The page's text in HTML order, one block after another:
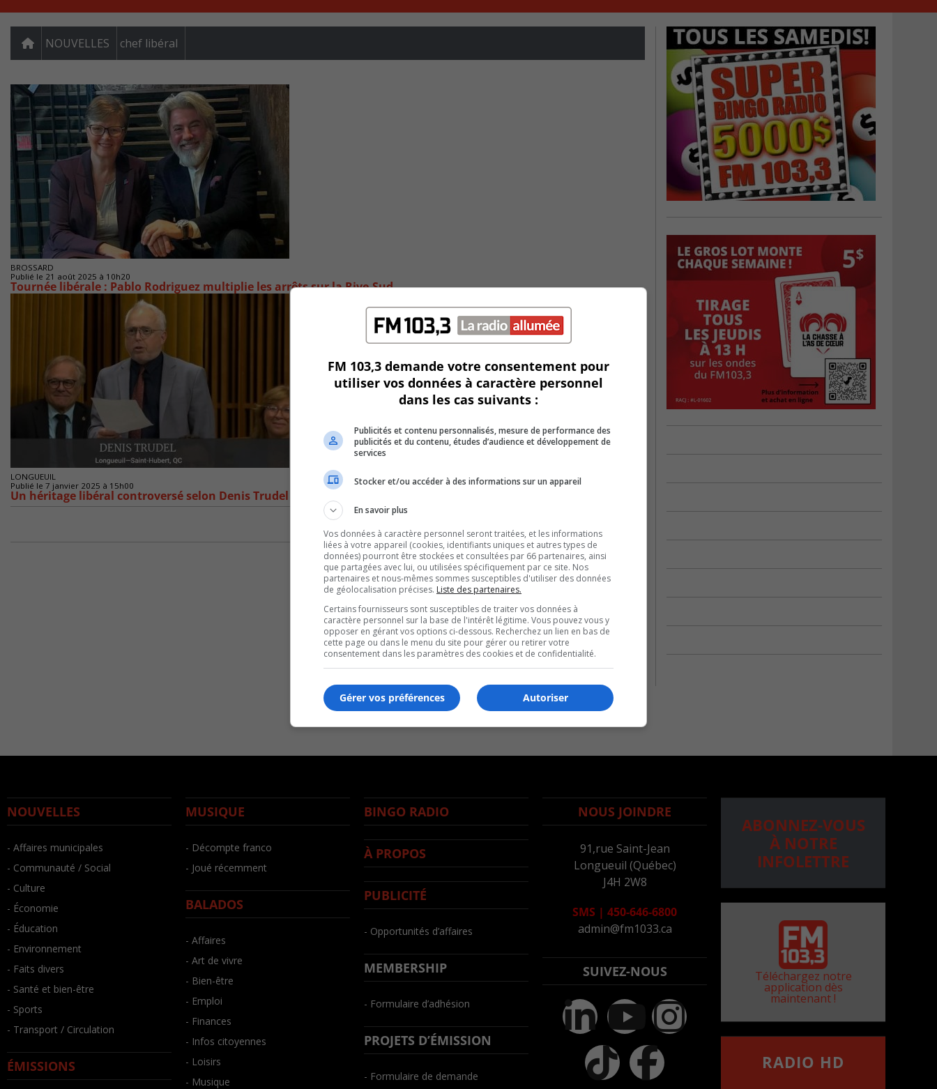
NOUVELLES chef libéral
BROSSARD
Publié le 21 août 2025 à 10h20
Tournée libérale : Pablo Rodriguez multiplie les arrêts sur la Rive-Sud
LONGUEUIL
Publié le 7 janvier 2025 à 15h00
Un héritage libéral controversé selon Denis Trudel
NOUVELLES
- Affaires municipales
- Communauté / Social
- Culture
- Économie
- Éducation
- Environnement
- Faits divers
- Santé et bien-être
- Sports
- Transport / Circulation
ÉMISSIONS
MUSIQUE
- Décompte franco
- Joué récemment
BALADOS
- Affaires
- Art de vivre
- Bien-être
- Emploi
- Finances
- Infos citoyennes
- Loisirs
- Musique
BINGO RADIO
À PROPOS
PUBLICITÉ
- Opportunités d’affaires
MEMBERSHIP
- Formulaire d’adhésion
PROJETS D’ÉMISSION
- Formulaire de demande
NOUS JOINDRE
91,rue Saint-Jean
Longueuil (Québec)
J4H 2W8
SMS | 450-646-6800
admin@fm1033.ca
SUIVEZ-NOUS
ABONNEZ-VOUS
À NOTRE
INFOLETTRE
Téléchargez notre
application dès
maintenant !
RADIO HD
FM 103,3 demande votre consentement pour
utiliser vos données à caractère personnel
dans les cas suivants :
Publicités et contenu personnalisés, mesure de performance des
publicités et du contenu, études d’audience et développement de
services
Stocker et/ou accéder à des informations sur un appareil
En savoir plus
Vos données à caractère personnel seront traitées, et les informations
liées à votre appareil (cookies, identifiants uniques et autres types de
données) pourront être stockées et consultées par 66 partenaires, ainsi
que partagées avec lui, ou utilisées spécifiquement par ce site. Nos
partenaires et nous-mêmes sommes susceptibles d'utiliser des données
de géolocalisation précises. Liste des partenaires.
Certains fournisseurs sont susceptibles de traiter vos données à
caractère personnel sur la base de l'intérêt légitime. Vous pouvez vous y
opposer en gérant vos options ci-dessous. Recherchez un lien en bas de
cette page ou dans le menu du site pour gérer ou retirer votre
consentement dans les paramètres des cookies et de confidentialité.
Autoriser
Gérer vos préférences